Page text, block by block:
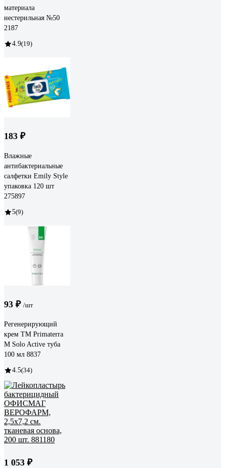
материала
нестерильная №50
2187
4.9(19)
183 ₽
Влажные
антибактериальные
салфетки Emily Style
упаковка 120 шт
275897
5(9)
93 ₽ /шт
Регенерирующий
крем TM Primaterra
M Solo Active туба
100 мл 8837
4.5(34)
1 053 ₽